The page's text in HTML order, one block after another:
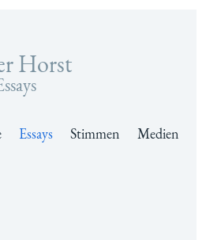
Horst
Essays Stimmen
Medien